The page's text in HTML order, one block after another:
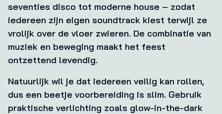
seventies disco tot moderne house – zodat
iedereen zijn eigen soundtrack kiest terwijl ze
vrolijk over de vloer zwieren. De combinatie van
muziek en beweging maakt het feest
ontzettend levendig.
Natuurlijk wil je dat iedereen veilig kan rollen,
dus een beetje voorbereiding is slim. Gebruik
praktische verlichting zoals glow-in-the-dark